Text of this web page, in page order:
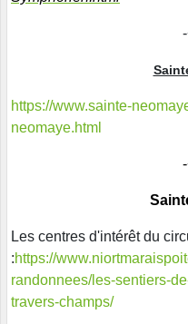
https://www.sainte-
neomaye.html
Les centres d'intérêt du
:https://
randonnees/les-sentiers-
travers-champs/